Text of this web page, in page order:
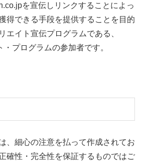
を宣伝しリンクすることによっ
得できる手段を提供することを目的
エイト宣伝プログラムである、
プログラムの参加者です。
、細心の注意を払って作成されてお
確性・完全性を保証するものではご